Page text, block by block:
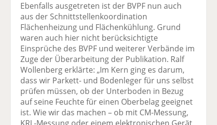
Ebenfalls ausgetreten ist der BVPF nun auch
aus der Schnittstellenkoordination
Flächenheizung und Flächenkühlung. Grund
waren auch hier nicht berücksichtigte
Einsprüche des BVPF und weiterer Verbände im
Zuge der Überarbeitung der Publikation. Ralf
Wollenberg erklärte: „Im Kern ging es darum,
dass wir Parkett- und Bodenleger für uns selbst
prüfen müssen, ob der Unterboden in Bezug
auf seine Feuchte für einen Oberbelag geeignet
ist. Wie wir das machen – ob mit CM-Messung,